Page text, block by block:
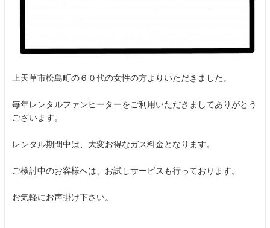
上天草市松島町の６０代の女性の方よりいただきました。
毎年レンタルファンヒーターをご利用いただきましてありがとう
ございます。
レンタル期間中は、大変お得なガス料金となります。
ご検討中のお客様へは、お試しサービスも行っております。
お気軽にお声掛け下さい。